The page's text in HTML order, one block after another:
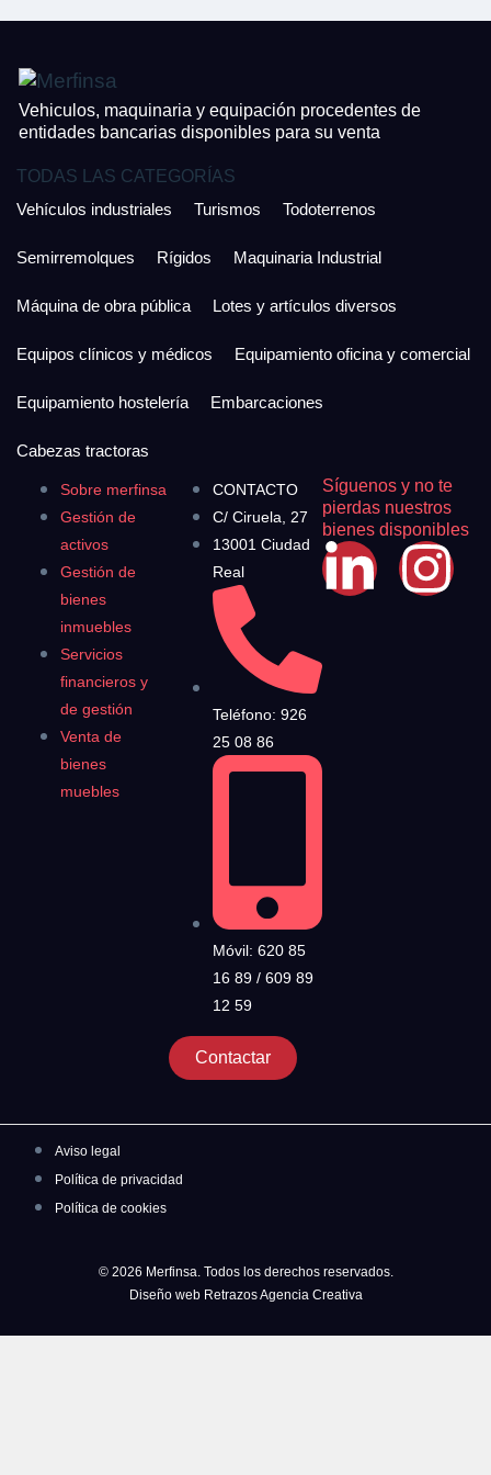
Vehiculos, maquinaria y equipación procedentes de
entidades bancarias disponibles para su venta
Sobre merfinsa
Gestión de
activos
Gestión de
bienes
inmuebles
Servicios
financieros y
de gestión
Venta de
bienes
muebles
CONTACTO
C/ Ciruela, 27
13001 Ciudad
Real
Teléfono: 926
25 08 86
Móvil: 620 85
16 89 / 609 89
12 59
Contactar
Síguenos y no te
pierdas nuestros
bienes disponibles
TODAS LAS CATEGORÍAS
Vehículos industriales
Turismos Todoterrenos
Semirremolques Rígidos Maquinaria Industrial
Máquina de obra pública Lotes y artículos diversos
Equipos clínicos y médicos Equipamiento oficina y comercial
Equipamiento hostelería Embarcaciones
Cabezas tractoras
Aviso legal
Política de privacidad
Política de cookies
© 2026 Merfinsa. Todos los derechos reservados.
Diseño web Retrazos Agencia Creativa